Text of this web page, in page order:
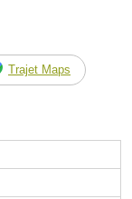
Trajet Maps